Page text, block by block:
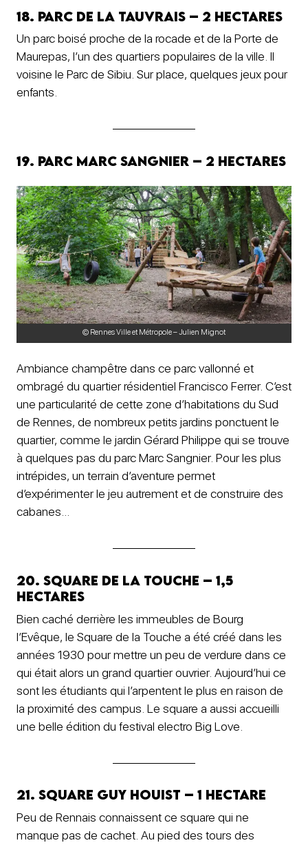
18. Parc de la Tauvrais – 2 hectares
Un parc boisé proche de la rocade et de la Porte de
Maurepas, l’un des quartiers populaires de la ville. Il
voisine le Parc de Sibiu. Sur place, quelques jeux pour
enfants.
19. Parc Marc Sangnier – 2 hectares
© Rennes Ville et Métropole – Julien Mignot
Ambiance champêtre dans ce parc vallonné et
ombragé du quartier résidentiel Francisco Ferrer. C’est
une particularité de cette zone d’habitations du Sud
de Rennes, de nombreux petits jardins ponctuent le
quartier, comme le jardin Gérard Philippe qui se trouve
à quelques pas du parc Marc Sangnier. Pour les plus
intrépides, un terrain d’aventure permet
d’expérimenter le jeu autrement et de construire des
cabanes…
20. Square de la Touche – 1,5
hectares
Bien caché derrière les immeubles de Bourg
l’Evêque, le Square de la Touche a été créé dans les
années 1930 pour mettre un peu de verdure dans ce
qui était alors un grand quartier ouvrier. Aujourd’hui ce
sont les étudiants qui l’arpentent le plus en raison de
la proximité des campus. Le square a aussi accueilli
une belle édition du festival electro Big Love.
21. Square Guy Houist – 1 hectare
Peu de Rennais connaissent ce square qui ne
manque pas de cachet. Au pied des tours des